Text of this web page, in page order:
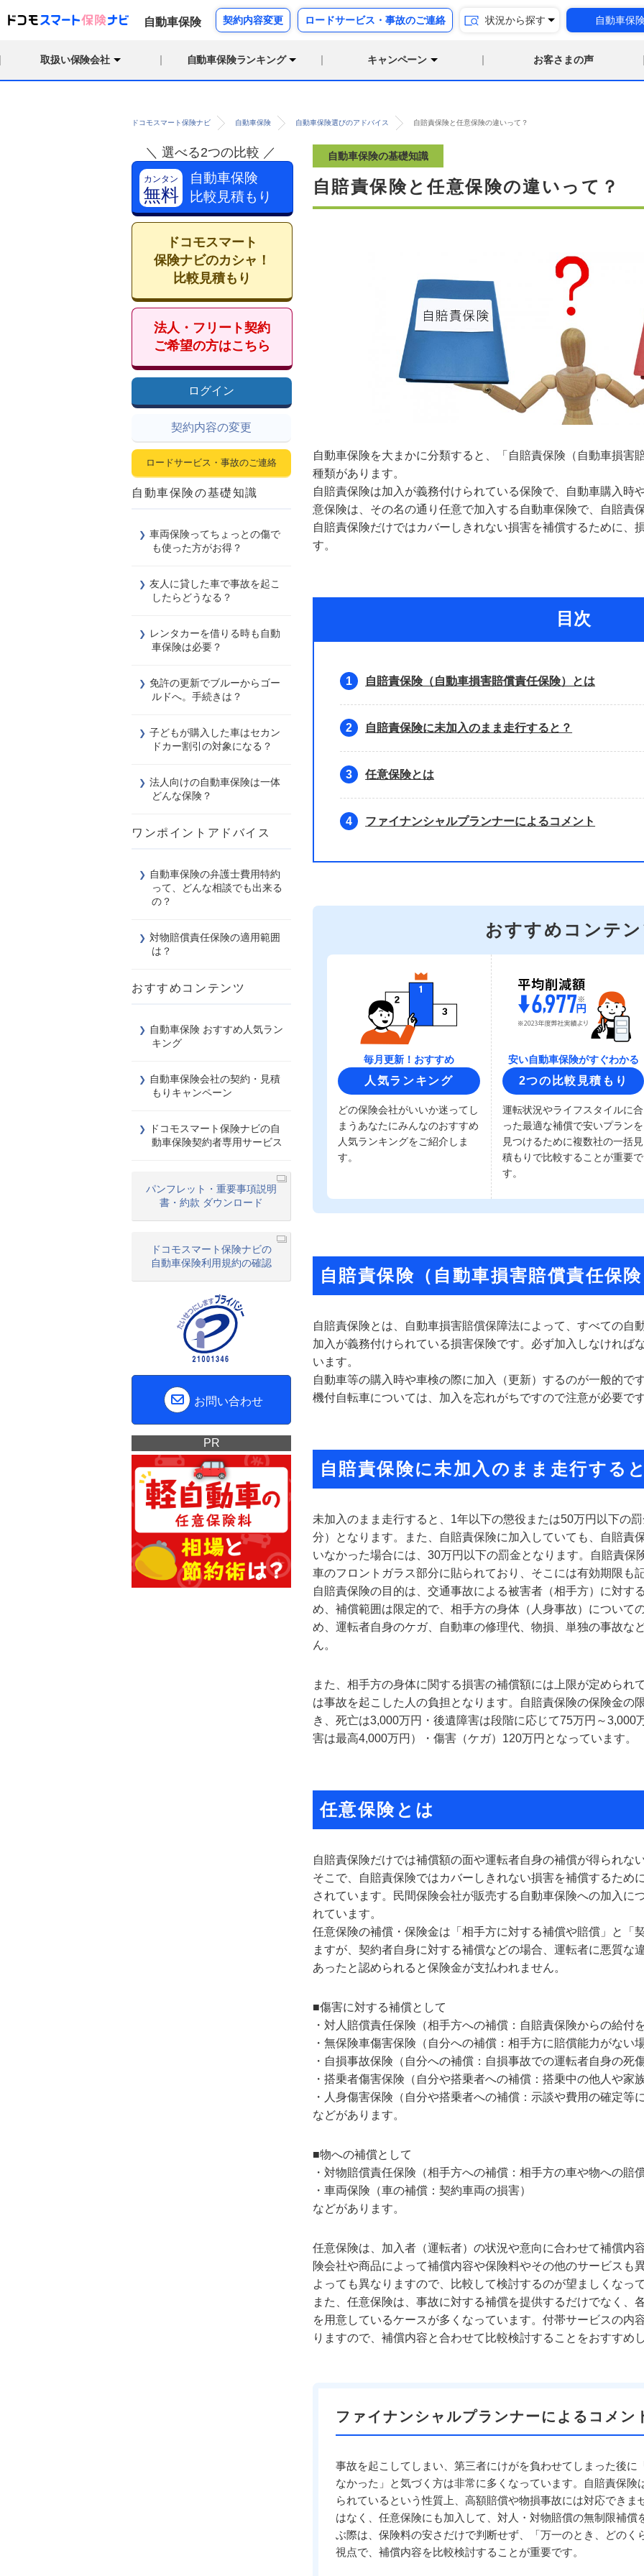
自動車保険 契約内容変更 ロードサービス・事故のご連絡 状況から探す 自動車保
取扱い保険会社 自動車保険ランキング キャンペーン お客さまの声
ドコモスマート保険ナビ 自動車保険 自動車保険選びのアドバイス 自賠責保険と任意保険の違いって？
＼ 選べる2つの比較 ／
カンタン
無料
自動車保険
比較見積もり
ドコモスマート
保険ナビのカシャ！
比較見積もり
法人・フリート契約
ご希望の方はこちら
ログイン
契約内容の変更
ロードサービス・事故のご連絡
自動車保険の基礎知識
車両保険ってちょっとの傷で
も使った方がお得？
友人に貸した車で事故を起こ
したらどうなる？
レンタカーを借りる時も自動
車保険は必要？
免許の更新でブルーからゴー
ルドへ。手続きは？
子どもが購入した車はセカン
ドカー割引の対象になる？
法人向けの自動車保険は一体
どんな保険？
ワンポイントアドバイス
自動車保険の弁護士費用特約
って、どんな相談でも出来る
の？
対物賠償責任保険の適用範囲
は？
おすすめコンテンツ
自動車保険 おすすめ人気ラン
キング
自動車保険会社の契約・見積
もりキャンペーン
ドコモスマート保険ナビの自
動車保険契約者専用サービス
パンフレット・重要事項説明
書・約款 ダウンロード
ドコモスマート保険ナビの
自動車保険利用規約の確認
お問い合わせ
PR
自動車保険の基礎知識
自賠責保険と任意保険の違いって？
自動車保険を大まかに分類すると、「自賠責保険（自動車損害
種類があります。
自賠責保険は加入が義務付けられている保険で、自動車購入時
意保険は、その名の通り任意で加入する自動車保険で、自賠責
自賠責保険だけではカバーしきれない損害を補償するために、
す。
目次
1 自賠責保険（自動車損害賠償責任保険）とは
2 自賠責保険に未加入のまま走行すると？
3 任意保険とは
4 ファイナンシャルプランナーによるコメント
おすすめコンテ
毎月更新！おすすめ
人気ランキング
どの保険会社がいいか迷ってし
まうあなたにみんなのおすすめ
人気ランキングをご紹介しま
す。
安い自動車保険がすぐわかる
2つの比較見積もり
運転状況やライフスタイルに合
った最適な補償で安いプランを
見つけるために複数社の一括見
積もりで比較することが重要で
す。
自賠責保険（自動車損害賠償責任保
自賠責保険とは、自動車損害賠償保障法によって、すべての自
加入が義務付けられている損害保険です。必ず加入しなければ
います。
自動車等の購入時や車検の際に加入（更新）するのが一般的で
機付自転車については、加入を忘れがちですので注意が必要で
自賠責保険に未加入のまま走行する
未加入のまま走行すると、1年以下の懲役または50万円以下の
分）となります。また、自賠責保険に加入していても、自賠責
いなかった場合には、30万円以下の罰金となります。自賠責保
車のフロントガラス部分に貼られており、そこには有効期限も
自賠責保険の目的は、交通事故による被害者（相手方）に対す
め、補償範囲は限定的で、相手方の身体（人身事故）について
め、運転者自身のケガ、自動車の修理代、物損、単独の事故な
ん。
また、相手方の身体に関する損害の補償額には上限が定められ
は事故を起こした人の負担となります。自賠責保険の保険金の
き、死亡は3,000万円・後遺障害は段階に応じて75万円～3,000
害は最高4,000万円）・傷害（ケガ）120万円となっています。
任意保険とは
自賠責保険だけでは補償額の面や運転者自身の補償が得られな
そこで、自賠責保険ではカバーしきれない損害を補償するため
されています。民間保険会社が販売する自動車保険への加入に
れています。
任意保険の補償・保険金は「相手方に対する補償や賠償」と「
ますが、契約者自身に対する補償などの場合、運転者に悪質な
あったと認められると保険金が支払われません。
■傷害に対する補償として
・対人賠償責任保険（相手方への補償：自賠責保険からの給付
・無保険車傷害保険（自分への補償：相手方に賠償能力がない
・自損事故保険（自分への補償：自損事故での運転者自身の死
・搭乗者傷害保険（自分や搭乗者への補償：搭乗中の他人や家
・人身傷害保険（自分や搭乗者への補償：示談や費用の確定等
などがあります。
■物への補償として
・対物賠償責任保険（相手方への補償：相手方の車や物への賠
・車両保険（車の補償：契約車両の損害）
などがあります。
任意保険は、加入者（運転者）の状況や意向に合わせて補償内
険会社や商品によって補償内容や保険料やその他のサービスも
よっても異なりますので、比較して検討するのが望ましくなっ
また、任意保険は、事故に対する補償を提供するだけでなく、
を用意しているケースが多くなっています。付帯サービスの内
りますので、補償内容と合わせて比較検討することをおすすめ
ファイナンシャルプランナーによるコメン
事故を起こしてしまい、第三者にけがを負わせてしまった後に
なかった」と気づく方は非常に多くなっています。自賠責保険
られているという性質上、高額賠償や物損事故には対応でき
はなく、任意保険にも加入して、対人・対物賠償の無制限補償
ぶ際は、保険料の安さだけで判断せず、「万一のとき、どのく
視点で、補償内容を比較検討することが重要です。